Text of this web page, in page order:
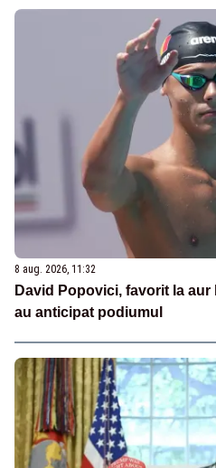
8 aug. 2026, 11:32
David Popovici, favorit la
au anticipat podiumul